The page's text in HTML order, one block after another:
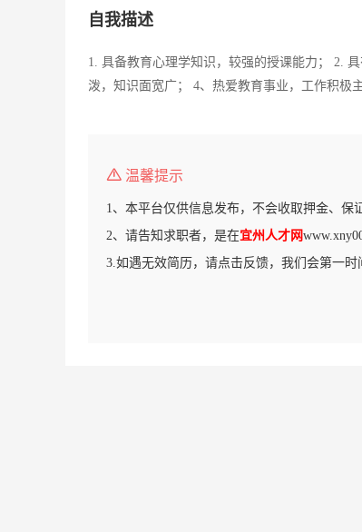
自我描述
1. 具备教育心理学知识，较强的授课能力； 2.
泼，知识面宽广； 4、热爱教育事业，工作积极
温馨提示
1、本平台仅供信息发布，不会收取押金、保
2、请告知求职者，是在宜州人才网
3.如遇无效简历，请点击反馈，我们会第一时